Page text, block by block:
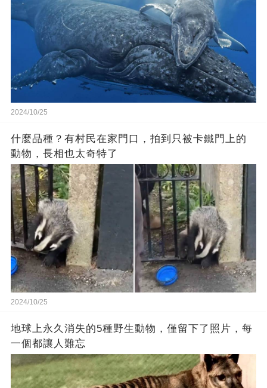
2024/10/25
什麼品種？有村民在家門口，拍到只被卡鐵門上的
動物，長相也太奇特了
2024/10/25
地球上永久消失的5種野生動物，僅留下了照片，每
一個都讓人難忘